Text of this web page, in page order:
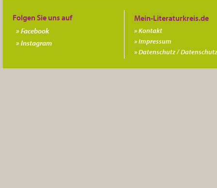
Kontakt
Impressum
Datenschutz /
Folgen Sie uns auf
Facebook
Instagram